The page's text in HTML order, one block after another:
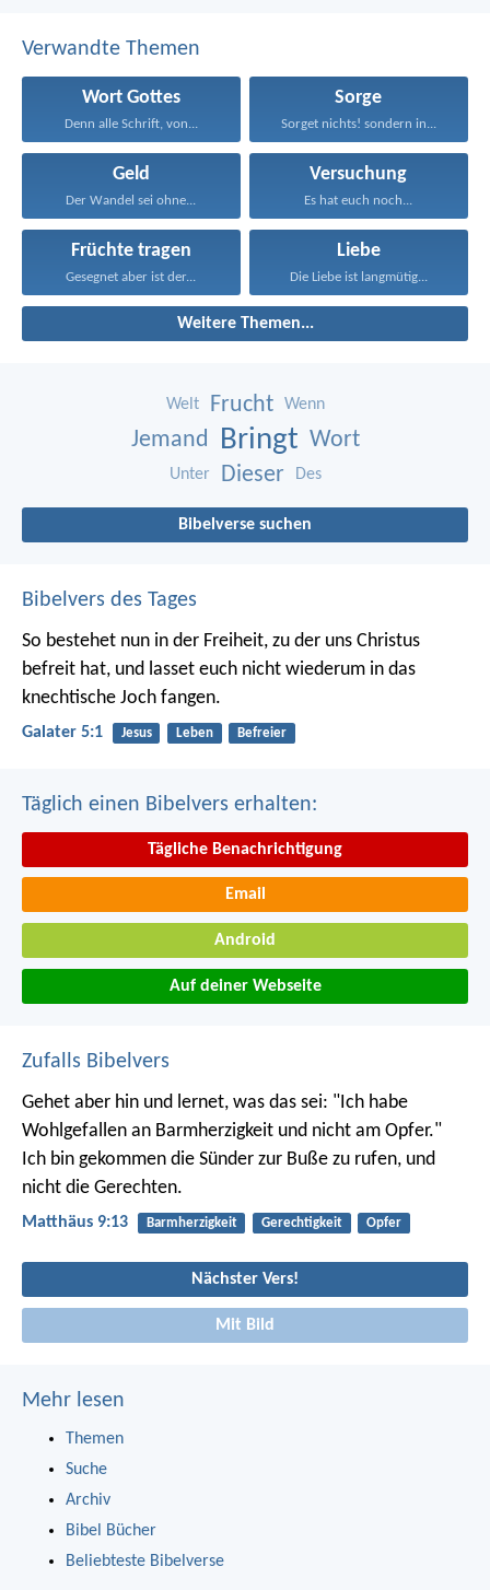
Verwandte Themen
Wort Gottes
Denn alle Schrift, von...
Sorge
Sorget nichts! sondern in...
Geld
Der Wandel sei ohne...
Versuchung
Es hat euch noch...
Früchte tragen
Gesegnet aber ist der...
Liebe
Die Liebe ist langmütig...
Weitere Themen...
Welt Frucht Wenn
Jemand Bringt Wort
Unter Dieser Des
Bibelverse suchen
Bibelvers des Tages
So bestehet nun in der Freiheit, zu der uns Christus
befreit hat, und lasset euch nicht wiederum in das
knechtische Joch fangen.
Galater 5:1 Jesus Leben Befreier
Täglich einen Bibelvers erhalten:
Tägliche Benachrichtigung
Email
Android
Auf deiner Webseite
Zufalls Bibelvers
Gehet aber hin und lernet, was das sei: "Ich habe
Wohlgefallen an Barmherzigkeit und nicht am Opfer."
Ich bin gekommen die Sünder zur Buße zu rufen, und
nicht die Gerechten.
Matthäus 9:13 Barmherzigkeit Gerechtigkeit Opfer
Nächster Vers!
Mit Bild
Mehr lesen
Themen
Suche
Archiv
Bibel Bücher
Beliebteste Bibelverse